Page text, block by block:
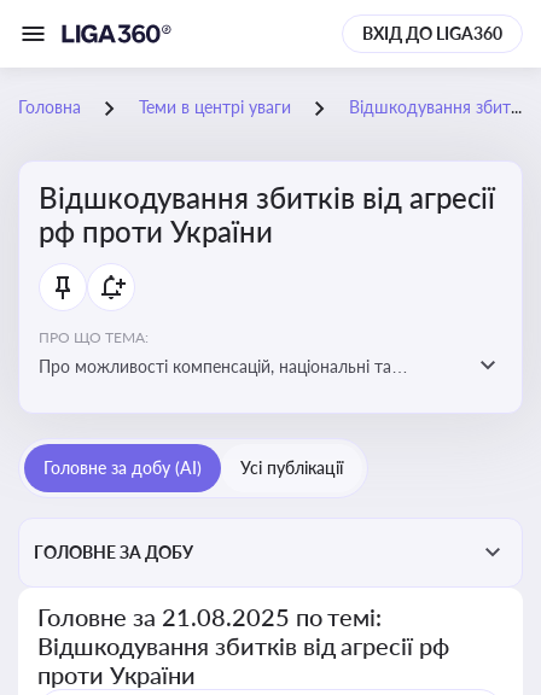
ВХІД ДО LIGA360
Головна Теми в центрі уваги Відшкодування збитків від агресії рф проти України
Відшкодування збитків від агресії
рф проти України
ПРО ЩО ТЕМА:
Про можливості компенсацій, національні та
Головне за добу (AI) Усі публікації
ГОЛОВНЕ ЗА ДОБУ
Головне за 21.08.2025 по темі:
Відшкодування збитків від агресії рф
проти України